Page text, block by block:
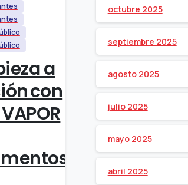
a
con
octubre 2025
septiembre 2025
agosto 2025
julio 2025
mayo 2025
abril 2025